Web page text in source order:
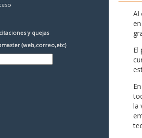
y quejas
(web,correo,etc)
Al
El
la